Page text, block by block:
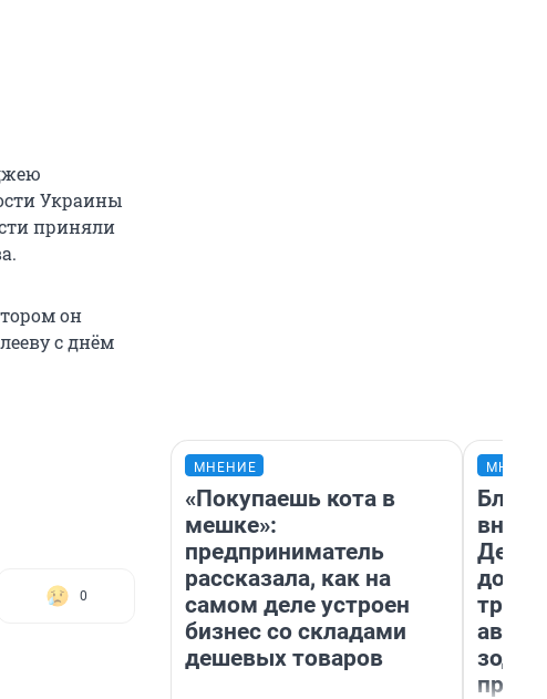
Украины
приняли
он
с днём
0
МНЕНИЕ
«Покупаешь кота в
мешке»:
предприниматель
рассказала, как на
самом деле устроен
бизнес со складами
дешевых товаров